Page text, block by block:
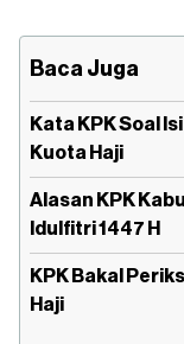
Baca Juga
Kata KPK Soal
Kuota Haji
Alasan KPK
Idulfitri 1447 H
KPK Bakal
Haji